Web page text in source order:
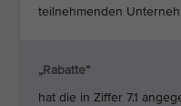
teilnehmenden
„Rabatte“
hat die in Ziffer 7.1